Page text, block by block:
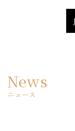
News
ニュース